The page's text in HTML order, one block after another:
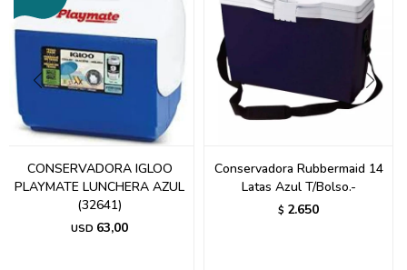
CONSERVADORA IGLOO
PLAYMATE LUNCHERA AZUL
(32641)
USD 63,00
Conservadora Rubbermaid 14
Latas Azul T/Bolso.-
$ 2.650